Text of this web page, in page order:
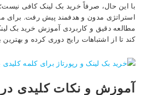
با این حال، صرفاً خرید بک لینک کافی نیست؛
استراتژی مدون و هدفمند پیش رفت. برای
مطالعه دقیق و کاربردی آموزش خرید بک
کند تا از اشتباهات رایج دوری کرده و
آموزش و نکات کلیدی